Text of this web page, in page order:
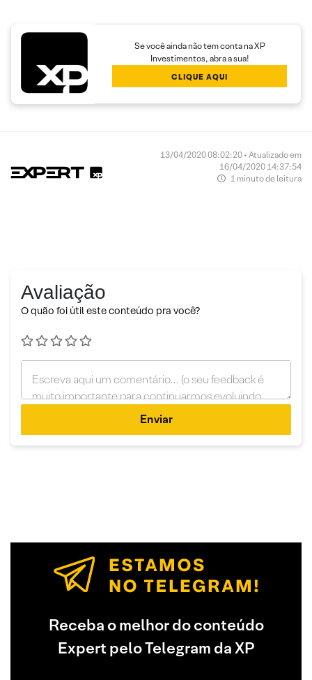
Se você ainda não tem conta na XP
Investimentos, abra a sua!
CLIQUE AQUI
13/04/2020 08:02:20 • Atualizado em
16/04/2020 14:37:54
1 minuto de leitura
Avaliação
O quão foi útil este conteúdo pra você?
Enviar
Receba o melhor do conteúdo
Expert pelo Telegram da XP